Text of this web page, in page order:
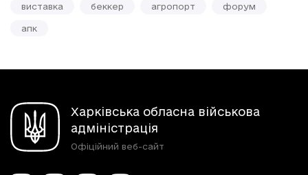
виставка беккер агропорт форум
апк
Харківська обласна військова
адміністрація
Офіційний веб-сайт